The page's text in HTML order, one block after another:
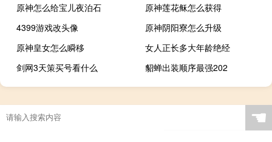
原神怎么给宝儿夜泊石
原神莲花稣怎么获得
4399游戏改头像
原神阴阳寮怎么升级
原神皇女怎么瞬移
女人正长多大年龄绝经
剑网3天策买号看什么
貂蝉出装顺序最强202
☚